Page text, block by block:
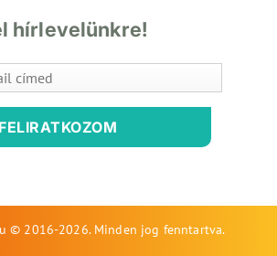
hírlevelünkre!
FELIRATKOZOM
© 2016-2026. Minden jog fenntartva.